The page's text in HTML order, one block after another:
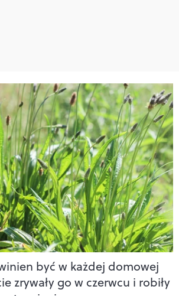
być w każdej domowej
zrywały go w czerwcu i robiły